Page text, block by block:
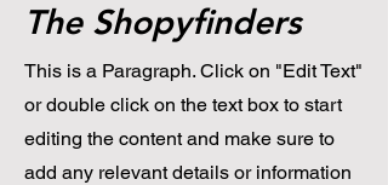
The Shopyfinders
This is a Paragraph. Click on "Edit Text"
or double click on the text box to start
editing the content and make sure to
add any relevant details or information